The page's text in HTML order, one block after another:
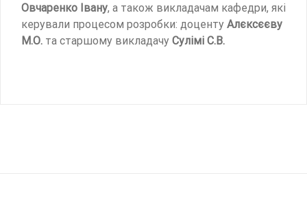
Овчаренко Івану, а також викладачам кафедри, які
керували процесом розробки: доценту Алєксєєву
М.О. та старшому викладачу Сулімі С.В.